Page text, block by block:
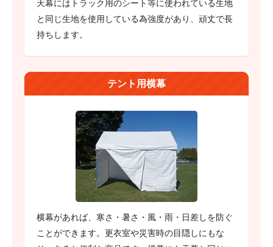
天幕にはトラック用のシート等に使われている生地
と同じ生地を使用している為強度があり、頑丈で長
持ちします。
テント用横幕
横幕があれば、寒さ・暑さ・風・雨・日差しを防ぐ
ことができます。更衣室や災害時の目隠しにもな